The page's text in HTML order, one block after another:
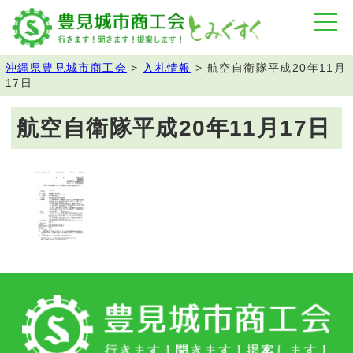
沖縄県豊見城市商工会 > 入札情報 >航空自衛隊平成20年11月
17日
航空自衛隊平成20年11月17日